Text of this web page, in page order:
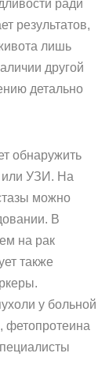
ради
результатов,
лишь
другой
детально
обнаружить
или УЗИ. На
можно
В
на рак
также
у больной
фетопротеина